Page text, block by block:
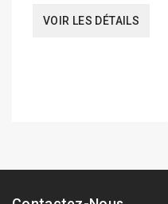
VOIR LES DÉTAILS